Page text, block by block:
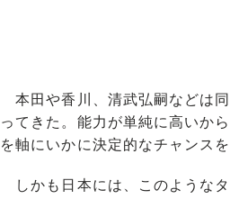
本田や香川、清武弘嗣などは
ってきた。能力が単純に高いか
を軸にいかに決定的なチャンス
しかも日本には、このような